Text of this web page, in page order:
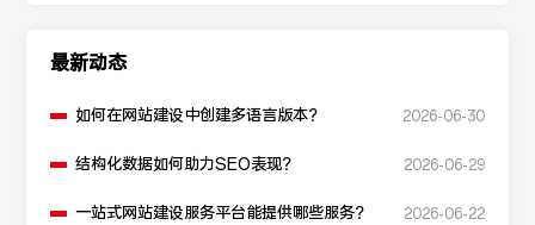
最新动态
如何在网站建设中创建多语言版本？ 2026-06-30
结构化数据如何助力SEO表现？ 2026-06-29
一站式网站建设服务平台能提供哪些服务？ 2026-06-22